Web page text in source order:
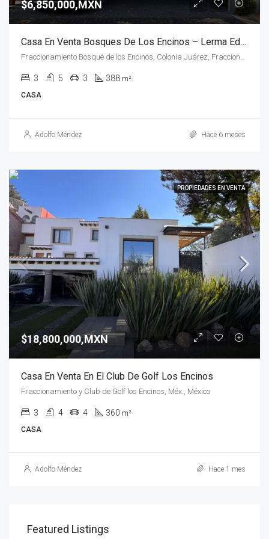
$6,850,000,MXN
Casa En Venta Bosques De Los Encinos – Lerma Edomex
Fraccionamiento Bosque de los Encinos, Colonia Juárez, Fraccionamiento y Club de Golf los Encinos, Méx., México
3 5 3 388 m²
CASA
Adolfo Méndez Hace 6 meses
PROPIEDADES EN VENTA
$18,800,000,MXN
Casa En Venta En El Club De Golf Los Encinos
Fraccionamiento y Club de Golf los Encinos, Méx., México
3 4 4 360 m²
CASA
Adolfo Méndez Hace 1 mes
Featured Listings